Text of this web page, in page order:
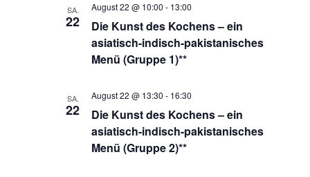
SA.
22
Die Kunst des Kochens – ein
asiatisch-indisch-pakistanisches
Menü (Gruppe 1)**
August 22 @ 10:00 - 13:00
SA.
22
Die Kunst des Kochens – ein
asiatisch-indisch-pakistanisches
Menü (Gruppe 2)**
August 22 @ 13:30 - 16:30